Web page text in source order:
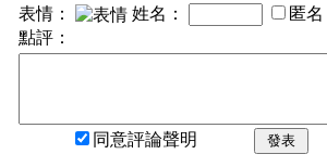
表情： 姓名： 匿名
點評：
同意評論聲明 發表